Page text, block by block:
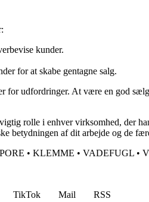
kunder.
for at skabe gentagne salg.
for udfordringer. At være en god
rolle i enhver virksomhed, der
betydningen af dit arbejde og de
• KLEMME • VADEFUGL •
TikTok Mail
RSS